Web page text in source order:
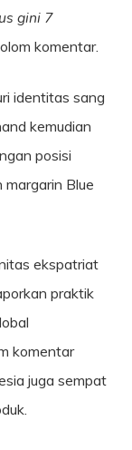
gini 7
komentar.
identitas sang
kemudian
posisi
margarin Blue
ekspatriat
praktik
komentar
juga sempat